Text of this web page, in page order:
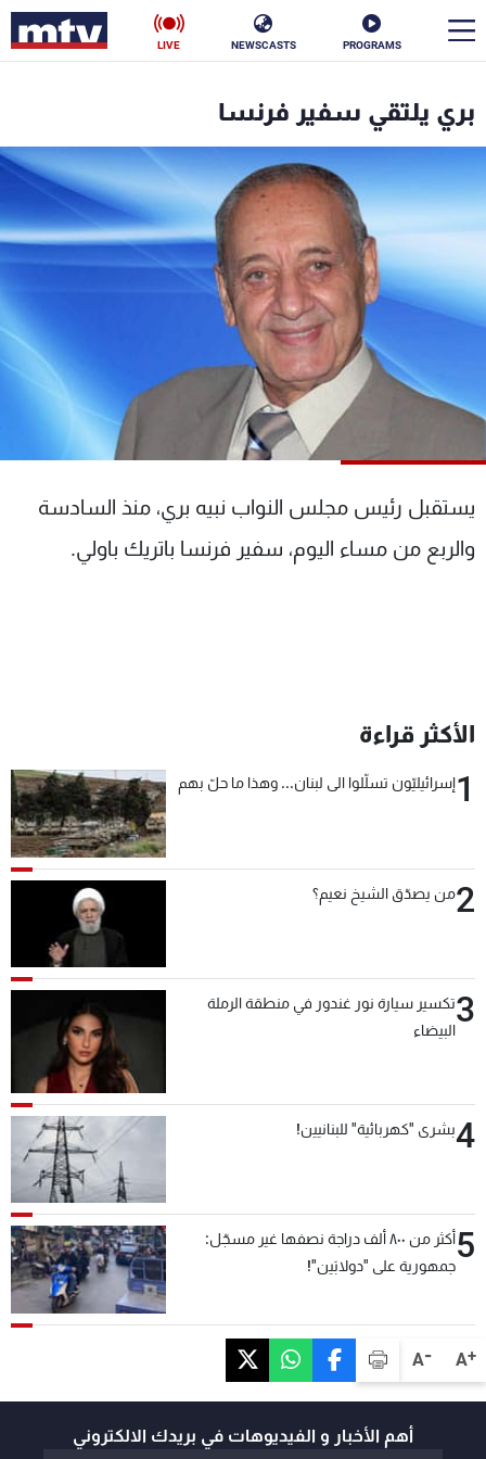
PROGRAMS
NEWSCASTS
LIVE
A+
A-
بري يلتقي سفير فرنسا
يستقبل رئيس مجلس النواب نبيه بري، منذ السادسة
والربع من مساء اليوم، سفير فرنسا باتريك باولي.
الأكثر قراءة
1إسرائيليّون تسلّلوا الى لبنان... وهذا ما حلّ بهم
2من يصدّق الشيخ نعيم؟
3تكسير سيارة نور غندور في منطقة الرملة
البيضاء
4بشرى "كهربائية" للبنانيين!
5
أكثر من ٨٠٠ ألف دراجة نصفها غير مسجّل:
جمهورية على "دولابَين"!
أهم الأخبار و الفيديوهات في بريدك الالكتروني
الأخبار
سياسة ناس
فن
منوعات رياضة
كأس العالم
شاهد البرامج
الترددات